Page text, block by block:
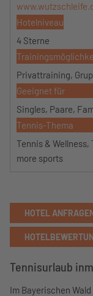
Hotelniveau
4 Sterne
Privattraining,
Geeignet für
Singles, Paare,
Tennis-Thema
Tennis & Wellness,
more sports
HOTEL
Tennisurlaub
Im Bayerischen